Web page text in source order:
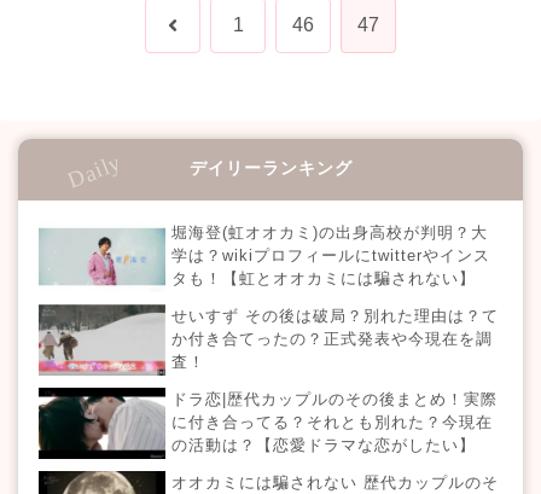
前 1 46 47
デイリーランキング
堀海登(虹オオカミ)の出身高校が判明？大
学は？wikiプロフィールにtwitterやインス
タも！【虹とオオカミには騙されない】
せいすず その後は破局？別れた理由は？て
か付き合てったの？正式発表や今現在を調
査！
ドラ恋|歴代カップルのその後まとめ！実際
に付き合ってる？それとも別れた？今現在
の活動は？【恋愛ドラマな恋がしたい】
オオカミには騙されない 歴代カップルのそ